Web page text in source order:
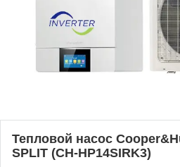
Тепловой насос
SPLIT (CH-HP14SIRK3)